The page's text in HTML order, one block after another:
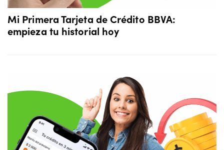
Mi Primera Tarjeta de Crédito BBVA:
empieza tu historial hoy